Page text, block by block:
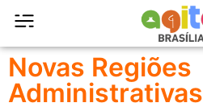
Novas Regiões
Administrativas